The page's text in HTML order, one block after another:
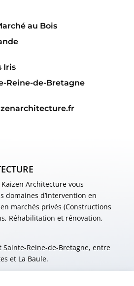
au Bois
Iris
Reine-de-Bretagne
Kaizen Architecture vous
domaines d’intervention en
marchés privés (Constructions
Réhabilitation et rénovation,
Sainte-Reine-de-Bretagne, entre
et La Baule.